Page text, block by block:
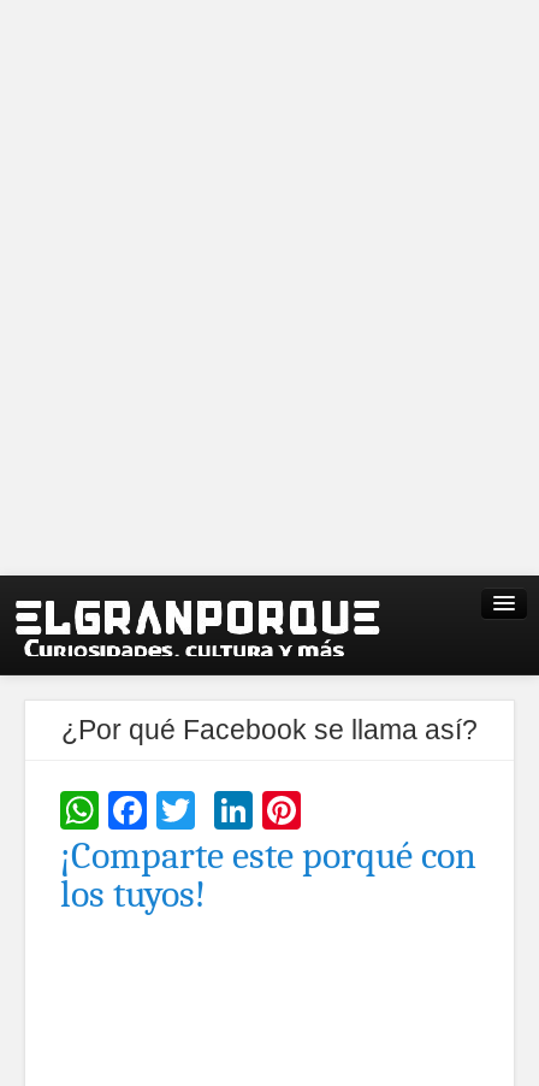
¿Por qué Facebook se llama así?
WhatsApp
Facebook
TwitterLinkedIn
¡Comparte este porqué con
los tuyos!